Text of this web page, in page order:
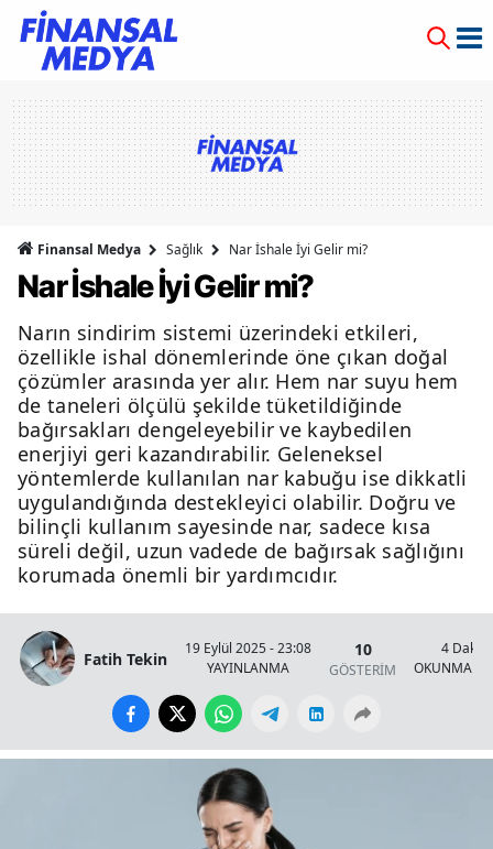
Finansal Medya Sağlık Nar İshale İyi Gelir mi?
Nar İshale İyi Gelir mi?
Narın sindirim sistemi üzerindeki etkileri,
özellikle ishal dönemlerinde öne çıkan doğal
çözümler arasında yer alır. Hem nar suyu hem
de taneleri ölçülü şekilde tüketildiğinde
bağırsakları dengeleyebilir ve kaybedilen
enerjiyi geri kazandırabilir. Geleneksel
yöntemlerde kullanılan nar kabuğu ise dikkatli
uygulandığında destekleyici olabilir. Doğru ve
bilinçli kullanım sayesinde nar, sadece kısa
süreli değil, uzun vadede de bağırsak sağlığını
korumada önemli bir yardımcıdır.
Fatih Tekin
19 Eylül 2025 - 23:08
YAYINLANMA
10
GÖSTERİM
4 Dakika
OKUNMA